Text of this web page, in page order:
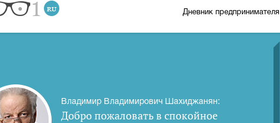
Дневник предпринимателя
Владимир Владимирович Шахиджанян:
Добро пожаловать в спокойное